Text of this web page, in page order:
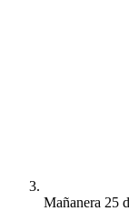
Mañanera 25